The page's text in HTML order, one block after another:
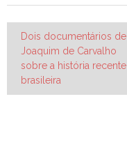
Navegação
de
Post
Dois documentários de
Joaquim de Carvalho
sobre a história recente
brasileira